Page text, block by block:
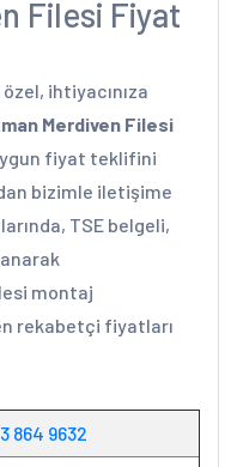
Filesi Fiyat
ihtiyacınıza
Merdiven Filesi
fiyat teklifini
bizimle iletişime
TSE belgeli,
montaj
rekabetçi fiyatları
864 9632